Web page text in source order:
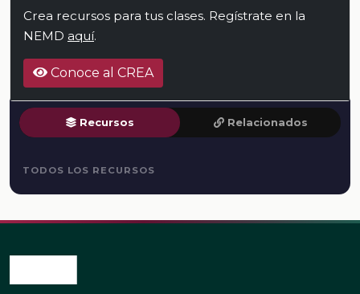
Crea recursos para tus clases. Regístrate en la
NEMD aquí.
Conoce al CREA
Recursos Relacionados
TODOS LOS RECURSOS